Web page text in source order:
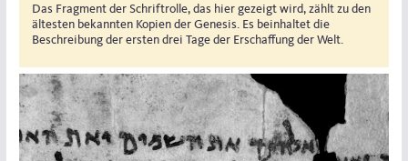
Das Fragment der Schriftrolle, das hier gezeigt wird, zählt zu den
ältesten bekannten Kopien der Genesis. Es beinhaltet die
Beschreibung der ersten drei Tage der Erschaffung der Welt.